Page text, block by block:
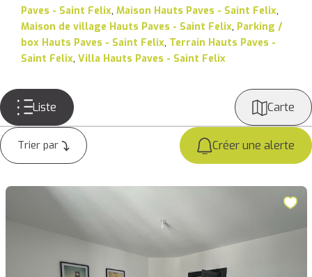
Paves - Saint Felix, Maison Hauts Paves - Saint Felix,
Maison de village Hauts Paves - Saint Felix, Parking /
box Hauts Paves - Saint Felix, Terrain Hauts Paves -
Saint Felix, Villa Hauts Paves - Saint Felix
Créer une alerte
Liste Carte